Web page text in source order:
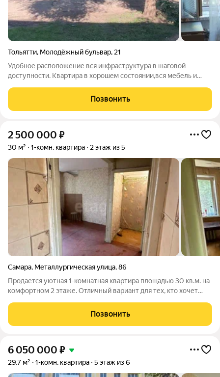
Тольятти, Молодёжный бульвар, 21
Удобное расположение вся инфраструктура в шаговой
доступности. Квартира в хорошем состоянии,вся мебель и
Позвонить
2 500 000 ₽
30 м² 1-комн. квартира 2 этаж из 5
Самара, Металлургическая улица,86
Продается уютная 1-комнатная квартира площадью 30 кв.м. на
комфортном 2 этаже. Отличный вариант для тех, кто хочет
что позволит не переплачивать за чужие решения и оформить
пространство
Позвонить
6 050 000 ₽
29,7 м² 1-комн. квартира 5 этаж из 6